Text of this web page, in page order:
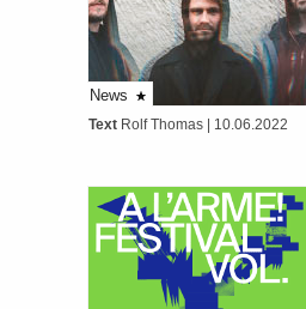
News
Text Rolf Thomas | 10.06.2022